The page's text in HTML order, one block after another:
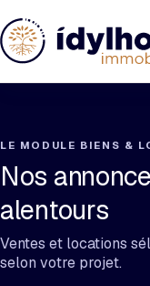
au
contenu
LE MODULE BIENS &
Nos
alentours
Ventes et locations
selon votre projet.